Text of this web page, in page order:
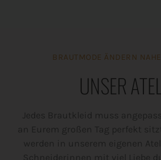
BRAUTMODE ÄNDERN
UNSER
Jedes Brautkleid muss
an Eurem großen Tag perfekt
werden in unserem eigenen
Schneiderinnen mit viel Liebe